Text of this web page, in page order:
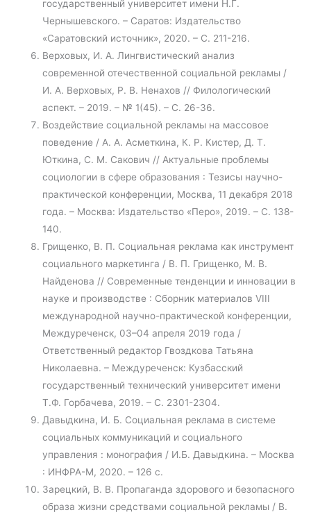
государственный университет имени Н.Г.
Чернышевского. – Саратов: Издательство
«Саратовский источник», 2020. – С. 211-216.
Верховых, И. А. Лингвистический анализ
современной отечественной социальной рекламы /
И. А. Верховых, Р. В. Ненахов // Филологический
аспект. – 2019. – № 1(45). – С. 26-36.
Воздействие социальной рекламы на массовое
поведение / А. А. Асметкина, К. Р. Кистер, Д. Т.
Юткина, С. М. Сакович // Актуальные проблемы
социологии в сфере образования : Тезисы научно-
практической конференции, Москва, 11 декабря 2018
года. – Москва: Издательство «Перо», 2019. – С. 138-
140.
Грищенко, В. П. Социальная реклама как инструмент
социального маркетинга / В. П. Грищенко, М. В.
Найденова // Современные тенденции и инновации в
науке и производстве : Сборник материалов VIII
международной научно-практической конференции,
Междуреченск, 03–04 апреля 2019 года /
Ответственный редактор Гвоздкова Татьяна
Николаевна. – Междуреченск: Кузбасский
государственный технический университет имени
Т.Ф. Горбачева, 2019. – С. 2301-2304.
Давыдкина, И. Б. Социальная реклама в системе
социальных коммуникаций и социального
управления : монография / И.Б. Давыдкина. – Москва
: ИНФРА-М, 2020. – 126 с.
Зарецкий, В. В. Пропаганда здорового и безопасного
образа жизни средствами социальной рекламы / В.